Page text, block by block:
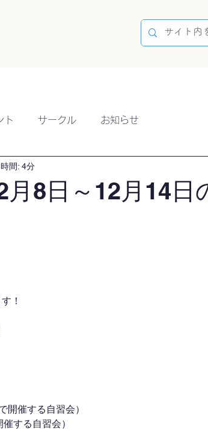
ト サークル お知らせ
月8日～12月14日
間: 4分
！
開催する自習会）
する自習会）